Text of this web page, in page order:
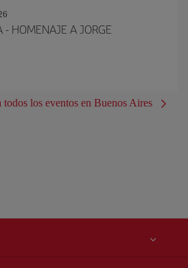
- HOMENAJE A JORGE
todos los eventos en Buenos Aires